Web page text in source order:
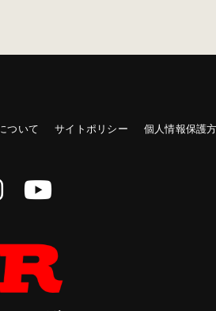
ついて サイトポリシー 個人情報保護